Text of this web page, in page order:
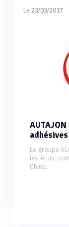
Le 23/03/2017
Le groupe
les étuis,
Chine.